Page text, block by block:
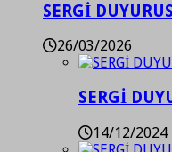
SERGİ
26/03/2026
SERGİ
14/12/2024